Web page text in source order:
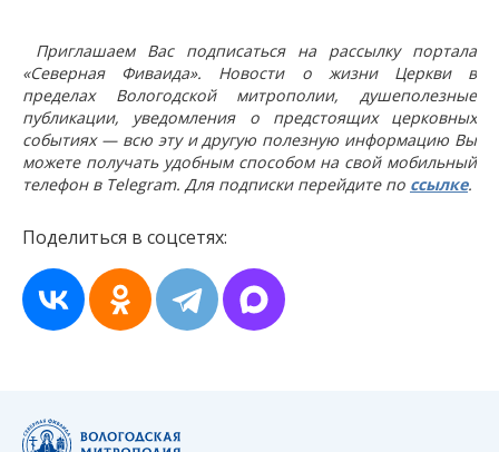
Приглашаем Вас подписаться на рассылку портала
«Северная Фиваида». Новости о жизни Церкви в
пределах Вологодской митрополии, душеполезные
публикации, уведомления о предстоящих церковных
событиях — всю эту и другую полезную информацию Вы
можете получать удобным способом на свой мобильный
телефон в Telegram. Для подписки перейдите по ссылке.
Поделиться в соцсетях: